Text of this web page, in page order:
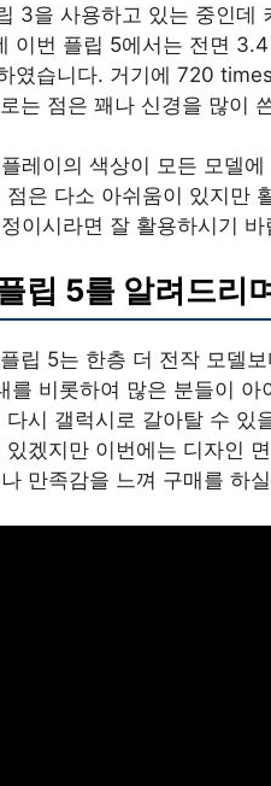
3을 사용하고 있는 중인데
이번 플립 5에서는 전면
였습니다. 거기에 720
는 점은 꽤나 신경을 많이
레이의 색상이 모든 모델
점은 다소 아쉬움이 있지만
이시라면 잘 활용하시기 바
립 5를 알려드리
립 5는 한층 더 전작 모델
를 비롯하여 많은 분들이
시 갤럭시로 갈아탈 수 있
있겠지만 이번에는 디자인
만족감을 느껴 구매를 하